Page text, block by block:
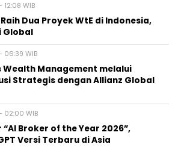
WIB
Raih Dua Proyek WtE di Indonesia,
Global
WIB
Wealth Management melalui
Strategis dengan Allianz Global
02:00 WIB
Broker of the Year 2026”,
Versi Terbaru di Asia